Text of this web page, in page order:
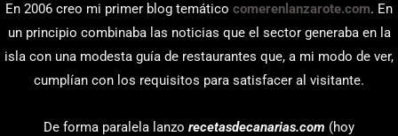
En 2006 creo mi primer blog temático comerenlanzarote.com. En
un principio combinaba las noticias que el sector generaba en la
isla con una modesta guía de restaurantes que, a mi modo de ver,
cumplían con los requisitos para satisfacer al visitante.
De forma paralela lanzo recetasdecanarias.com (hoy